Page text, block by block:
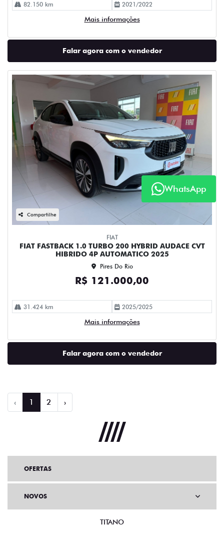
82.150 km 2021/2022
Mais informações
Falar agora com o vendedor
Compartilhe
FIAT
FIAT FASTBACK 1.0 TURBO 200 HYBRID AUDACE CVT
HIBRIDO 4P AUTOMATICO 2025
Pires Do Rio
R$ 121.000,00
31.424 km 2025/2025
Mais informações
Falar agora com o vendedor
‹ 1 2 ›
WhatsApp
OFERTAS
NOVOS
TITANO